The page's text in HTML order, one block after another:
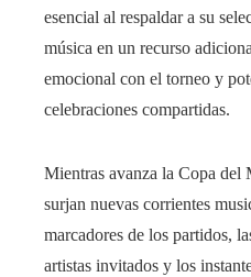
esencial al respaldar a su
música en un recurso
emocional con el torneo y
celebraciones compartidas.
Mientras avanza la Copa del
surjan nuevas corrientes
marcadores de los partidos,
artistas invitados y los